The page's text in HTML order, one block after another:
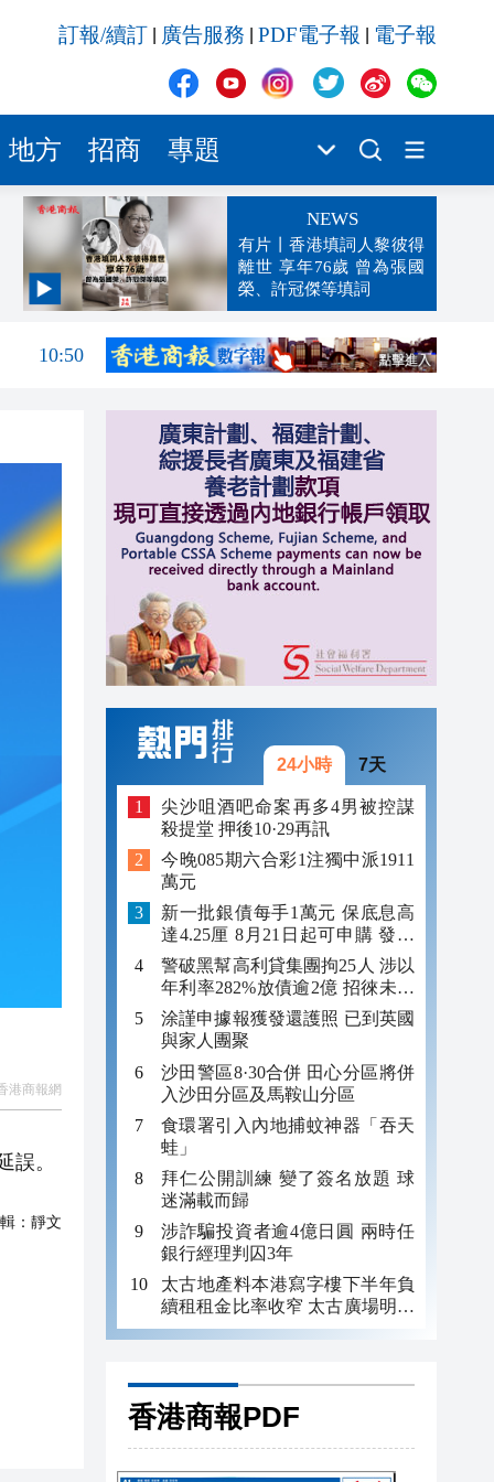
訂報/續訂 廣告服務 PDF電子報 電子報
地方 招商 專題
NEWS
有片丨香港填詞人黎彼得
離世 享年76歲 曾為張國
榮、許冠傑等填詞
10:50
10:17
10:13
10:11
港商報網
誤。
： 靜文
24小時 7天
尖沙咀酒吧命案再多4男被控謀
殺提堂 押後10·29再訊
今晚085期六合彩1注獨中派1911
萬元
新一批銀債每手1萬元 保底息高
達4.25厘 8月21日起可申購 發行
金額最多550億
警破黑幫高利貸集團拘25人 涉以
年利率282%放債逾2億 招徠未成
年追數
涂謹申據報獲發還護照 已到英國
與家人團聚
沙田警區8·30合併 田心分區將併
入沙田分區及馬鞍山分區
食環署引入內地捕蚊神器「吞天
蛙」
拜仁公開訓練 變了簽名放題 球
迷滿載而歸
涉詐騙投資者逾4億日圓 兩時任
銀行經理判囚3年
太古地產料本港寫字樓下半年負
續租租金比率收窄 太古廣場明年
轉正
香港商報PDF